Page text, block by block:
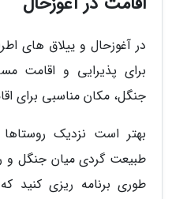
در آغوزحال و ییلاق های
برای پذیرایی و اقامت
جنگل، مکان مناسبی برای
بهتر است نزدیک روستاها
طبیعت گردی میان جنگل و
طوری برنامه ریزی کنید